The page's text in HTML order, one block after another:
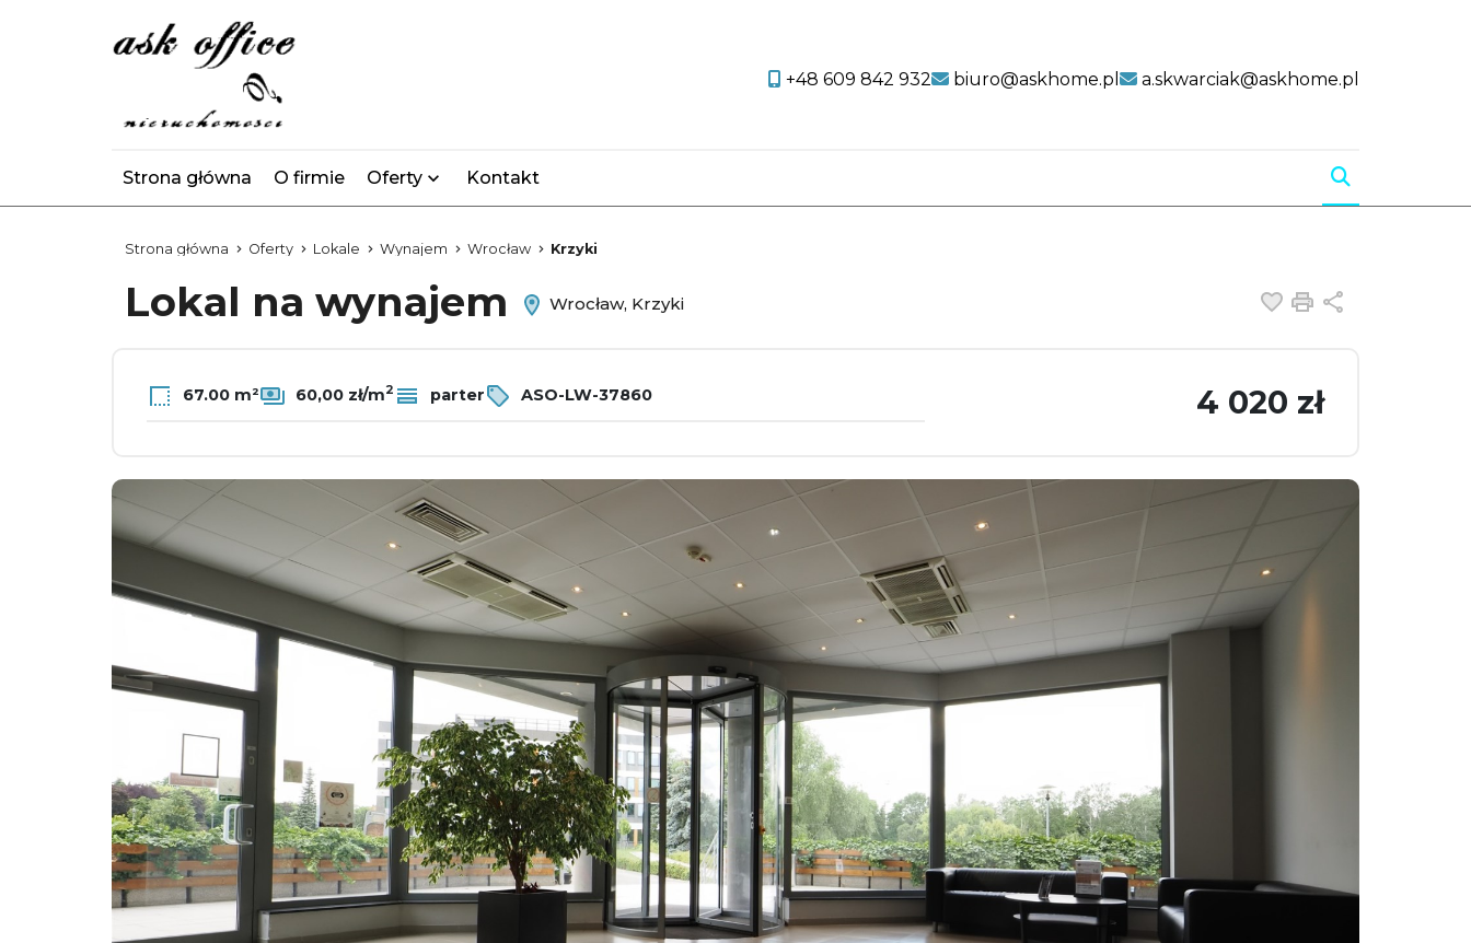
+48 609 842 932 biuro@askhome.pl a.skwarciak@askhome.pl
Strona główna O firmie Oferty Kontakt
Strona główna Oferty Lokale Wynajem Wrocław Krzyki
Lokal na wynajem Wrocław, Krzyki Dodaj do
Drukuj
67.00 m² 60,00 zł/m2 parter ASO-LW-37860 4 020 zł